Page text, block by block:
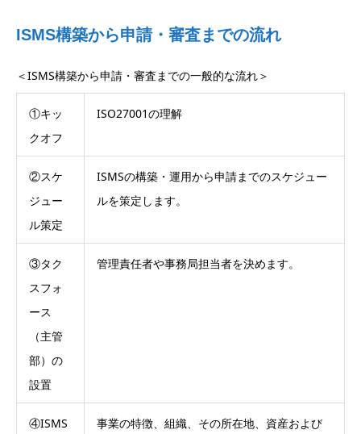
ISMS構築から申請・審査までの流れ
＜ISMS構築から申請・審査までの一般的な流れ＞
①キッ
クオフ
ISO27001の理解
②スケ
ジュー
ル策定
ISMSの構築・運用から申請までのスケジュー
ルを策定します。
③タク
スフォ
ース
（主管
部）の
設置
管理責任者や事務局担当者を決めます。
④ISMS
事業の特徴、組織、その所在地、資産および